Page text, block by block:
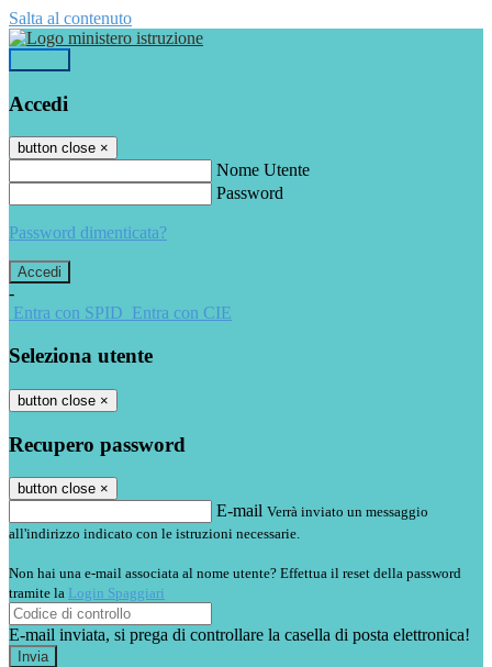
Salta al contenuto
Accedi
button close ×
Nome Utente
Password
Password dimenticata?
-
Entra con SPID Entra con CIE
Seleziona utente
button close ×
Recupero password
button close ×
E-mail Verrà inviato un messaggio
all'indirizzo indicato con le istruzioni necessarie.
Non hai una e-mail associata al nome utente? Effettua il reset della password
tramite la Login Spaggiari
E-mail inviata, si prega di controllare la casella di posta elettronica!